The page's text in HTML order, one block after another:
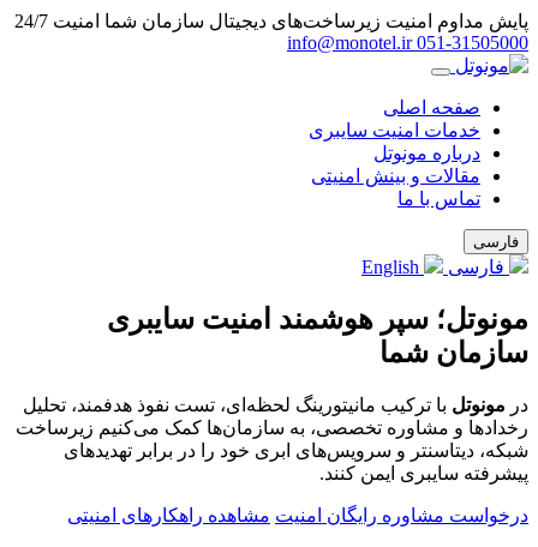
پایش مداوم امنیت زیرساخت‌های دیجیتال سازمان شما امنیت 24/7
info@monotel.ir 051‑31505000
صفحه اصلی
خدمات امنیت سایبری
درباره مونوتل
مقالات و بینش امنیتی
تماس با ما
فارسی
فارسی
مونوتل؛ سپر هوشمند امنیت سایبری
سازمان شما
در مونوتل با ترکیب مانیتورینگ لحظه‌ای، تست نفوذ هدفمند، تحلیل
رخدادها و مشاوره تخصصی، به سازمان‌ها کمک می‌کنیم زیرساخت
شبکه، دیتاسنتر و سرویس‌های ابری خود را در برابر تهدیدهای
پیشرفته سایبری ایمن کنند.
درخواست مشاوره رایگان امنیت مشاهده راهکارهای امنیتی